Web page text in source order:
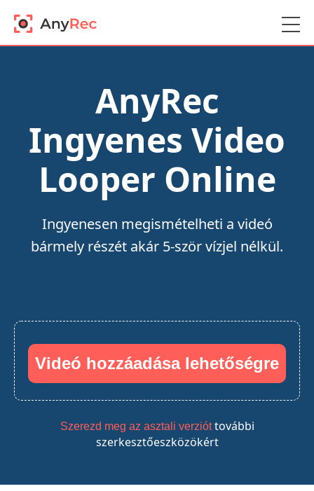
AnyRec
Ingyenes Video
Looper Online
Ingyenesen megismételheti a videó
bármely részét akár 5-ször vízjel nélkül.
Videó hozzáadása lehetőségre
Szerezd meg az asztali verzióttovábbi
szerkesztőeszközökért